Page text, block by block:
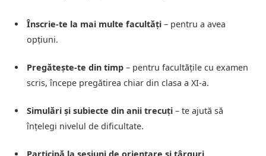
Înscrie-te la mai multe facultăți – pentru a avea
opțiuni.
Pregătește-te din timp – pentru facultățile cu examen
scris, începe pregătirea chiar din clasa a XI-a.
Simulări și subiecte din anii trecuți – te ajută să
înțelegi nivelul de dificultate.